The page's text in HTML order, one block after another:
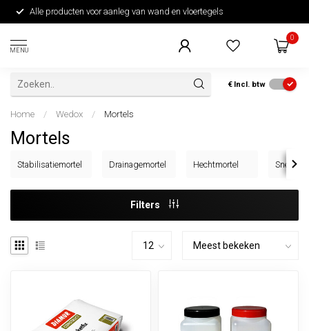
Alle producten voor aanleg van wand en vloertegels
MENU
0
€ Incl. btw
Home / Wedox / Mortels
Mortels
Stabilisatiemortel Drainagemortel Hechtmortel
Filters